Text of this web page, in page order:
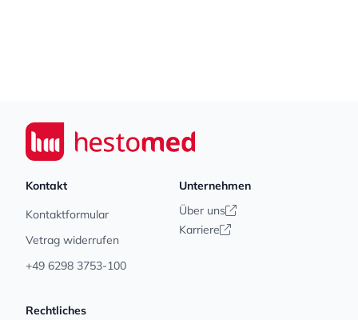
Seiwert GmbH
Kontakt
Kontaktformular
Vetrag widerrufen
+49 6298 3753-100
Unternehmen
Über uns
Karriere
Rechtliches